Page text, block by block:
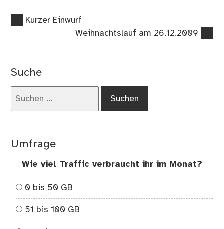
Beitragsnavigation
Vorheriger
Kurzer Einwurf
Nächster
Weihnachtslauf am 26.12.2009
Suche
Umfrage
Wie viel Traffic verbraucht ihr im Monat?
0 bis 50 GB
51 bis 100 GB